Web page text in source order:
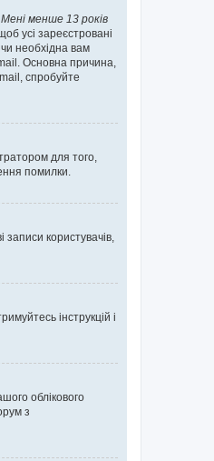
Мені менше 13 років
усі зареєстровані
необхідна вам
Основна причина,
спробуйте
для того,
помилки.
користувачів,
інструкцій і
облікового
з